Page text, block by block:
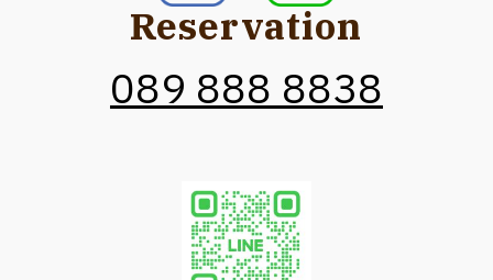
Reservation
089 888 8838